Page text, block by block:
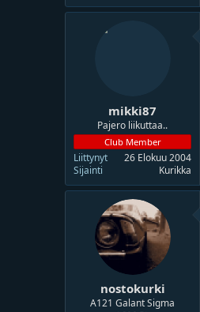
mikki87
Pajero liikuttaa..
Club Member
Liittynyt
26 Elokuu 2004
Sijainti
Kurikka
nostokurki
A121 Galant Sigma